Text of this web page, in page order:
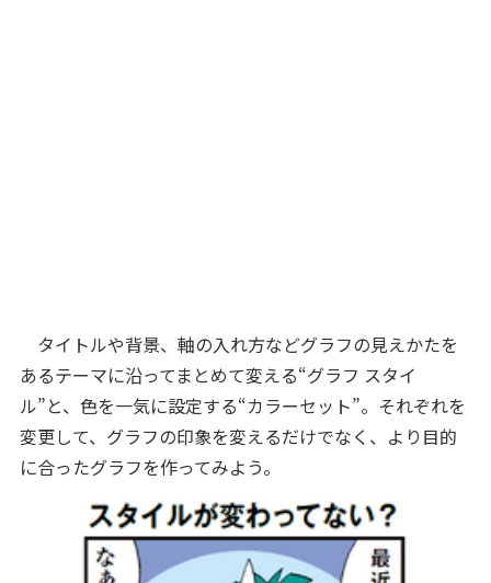
タイトルや背景、軸の入れ方などグラフの見えかたを
あるテーマに沿ってまとめて変える“グラフ スタイ
ル”と、色を一気に設定する“カラーセット”。それぞれを
変更して、グラフの印象を変えるだけでなく、より目的
に合ったグラフを作ってみよう。